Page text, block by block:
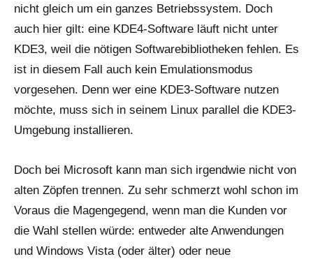
nicht gleich um ein ganzes Betriebssystem. Doch
auch hier gilt: eine KDE4-Software läuft nicht unter
KDE3, weil die nötigen Softwarebibliotheken fehlen. Es
ist in diesem Fall auch kein Emulationsmodus
vorgesehen. Denn wer eine KDE3-Software nutzen
möchte, muss sich in seinem Linux parallel die KDE3-
Umgebung installieren.
Doch bei Microsoft kann man sich irgendwie nicht von
alten Zöpfen trennen. Zu sehr schmerzt wohl schon im
Voraus die Magengegend, wenn man die Kunden vor
die Wahl stellen würde: entweder alte Anwendungen
und Windows Vista (oder älter) oder neue